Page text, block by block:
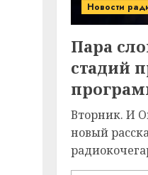
Новости
Пара
стадий
Вторник. И
новый